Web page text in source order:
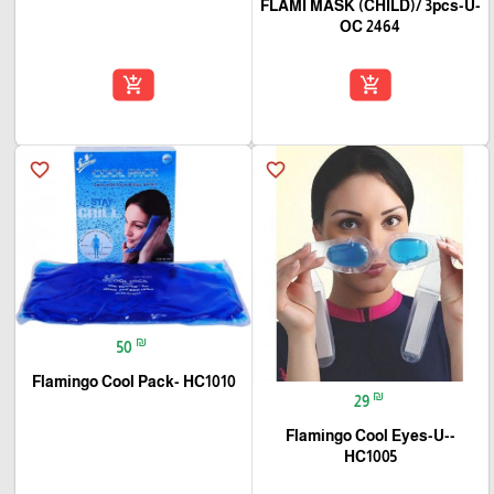
FLAMI MASK (CHILD)/ 3pcs-U-
OC 2464
add_shopping_cart
add_shopping_cart
favorite_border
29 ₪
Flamingo Cool Eyes-U--
HC1005
favorite_border
50 ₪
Flamingo Cool Pack- HC1010